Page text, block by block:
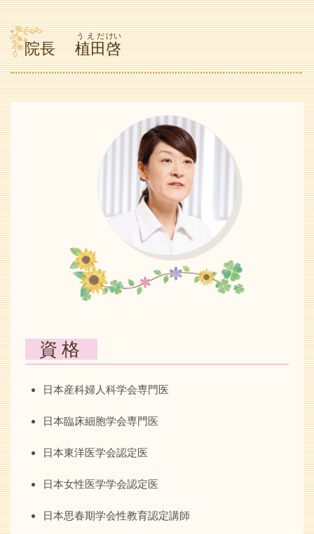
院長植田
うえだ
啓
けい
資格
日本産科婦人科学会専門医
日本臨床細胞学会専門医
日本東洋医学会認定医
日本女性医学学会認定医
日本思春期学会性教育認定講師